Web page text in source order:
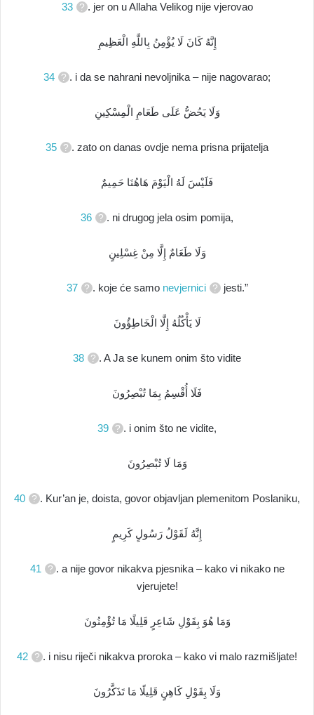
33 . jer on u Allaha Velikog nije vjerovao
إِنَّهُ كَانَ لَا يُؤْمِنُ بِاللَّهِ الْعَظِيمِ
34 . i da se nahrani nevoljnika – nije nagovarao;
وَلَا يَحُضُّ عَلَى طَعَامِ الْمِسْكِينِ
35 . zato on danas ovdje nema prisna prijatelja
فَلَيْسَ لَهُ الْيَوْمَ هَاهُنَا حَمِيمٌ
36 . ni drugog jela osim pomija,
وَلَا طَعَامٌ إِلَّا مِنْ غِسْلِينٍ
37 . koje će samo nevjernici jesti.”
لَا يَأْكُلُهُ إِلَّا الْخَاطِؤُونَ
38 . A Ja se kunem onim što vidite
فَلَا أُقْسِمُ بِمَا تُبْصِرُونَ
39 . i onim što ne vidite,
وَمَا لَا تُبْصِرُونَ
40 . Kur’an je, doista, govor objavljan plemenitom Poslaniku,
إِنَّهُ لَقَوْلُ رَسُولٍ كَرِيمٍ
41
. a nije govor nikakva pjesnika – kako vi nikako ne
vjerujete!
وَمَا هُوَ بِقَوْلِ شَاعِرٍ قَلِيلًا مَا تُؤْمِنُونَ
42 . i nisu riječi nikakva proroka – kako vi malo razmišljate!
وَلَا بِقَوْلِ كَاهِنٍ قَلِيلًا مَا تَذَكَّرُونَ